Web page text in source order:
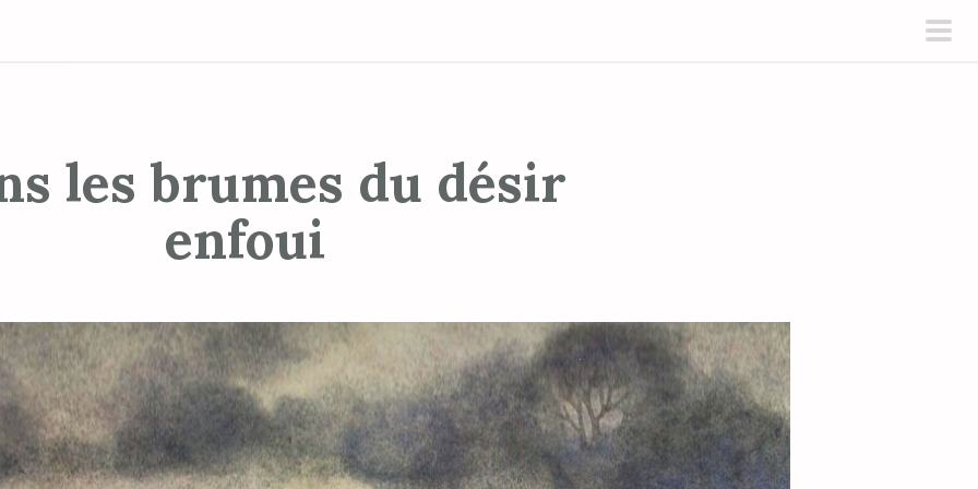
les brumes du désir
enfoui